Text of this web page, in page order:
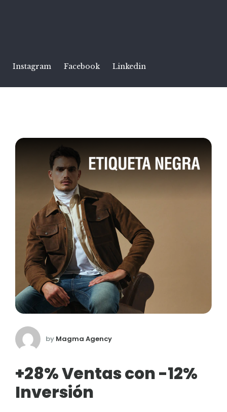
Instagram Facebook Linkedin
by Magma Agency
+28% Ventas con -12%
Inversión